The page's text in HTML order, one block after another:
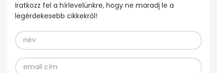
Iratkozz fel a hírlevelünkre, hogy ne maradj le a
legérdekesebb cikkekről!